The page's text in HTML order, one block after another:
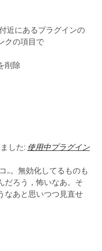
近にあるプラグインの
クの項目で
削除
した: 使用中プラグイン
…。無効化してるものも
だろう，怖いなあ。そ
なあと思いつつ見直せ